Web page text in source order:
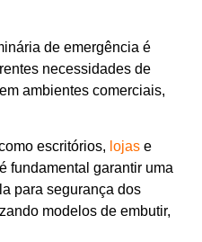
de emergência é
necessidades de
ambientes comerciais,
escritórios, lojas e
fundamental garantir uma
para segurança dos
modelos de embutir,